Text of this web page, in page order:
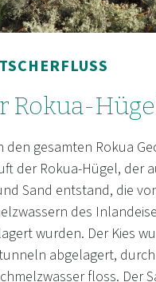
Rokua-
den gesamten Rokua
der Rokua-Hügel, der
Sand entstand, die
des
wurden. Der Kies
abgelagert,
floss. Der